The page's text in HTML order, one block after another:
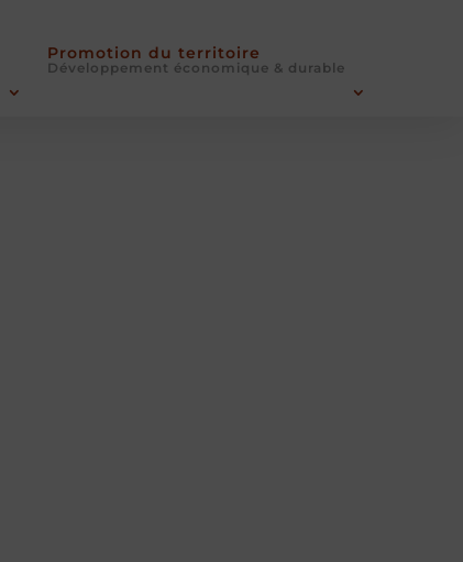
Promotion du territoire
Développement économique & durable